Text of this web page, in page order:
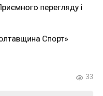
перегляду і
Спорт»
33